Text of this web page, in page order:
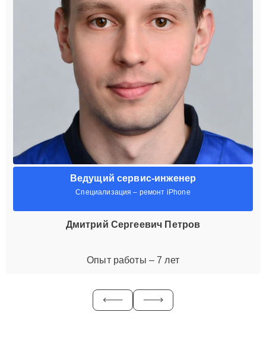
Ведущий сервис-инженер
Специализация – ремонт iPhone
Дмитрий Сергеевич Петров
Опыт работы – 7 лет